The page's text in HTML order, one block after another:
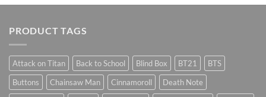
PRODUCT TAGS
Attack on Titan Back to School Blind Box BT21
BTS
Buttons
Chainsaw Man Cinnamoroll
Death Note